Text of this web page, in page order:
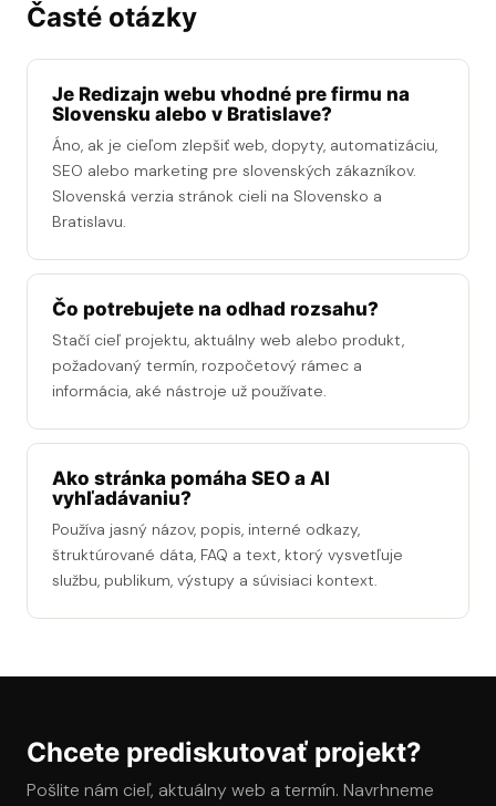
Časté otázky
Je Redizajn webu vhodné pre firmu na
Slovensku alebo v Bratislave?
Áno, ak je cieľom zlepšiť web, dopyty, automatizáciu,
SEO alebo marketing pre slovenských zákazníkov.
Slovenská verzia stránok cieli na Slovensko a
Bratislavu.
Čo potrebujete na odhad rozsahu?
Stačí cieľ projektu, aktuálny web alebo produkt,
požadovaný termín, rozpočetový rámec a
informácia, aké nástroje už používate.
Ako stránka pomáha SEO a AI
vyhľadávaniu?
Používa jasný názov, popis, interné odkazy,
štruktúrované dáta, FAQ a text, ktorý vysvetľuje
službu, publikum, výstupy a súvisiaci kontext.
Chcete prediskutovať projekt?
Pošlite nám cieľ, aktuálny web a termín. Navrhneme